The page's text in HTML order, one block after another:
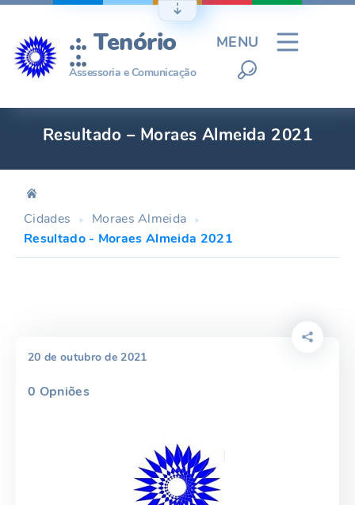
Ir
conteúdo
.:. Tenório
.:.
Assessoria e Comunicação
MENU
Resultado – Moraes Almeida 2021
Cidades
Moraes Almeida
Resultado - Moraes Almeida 2021
20 de outubro de 2021
0 Opniões